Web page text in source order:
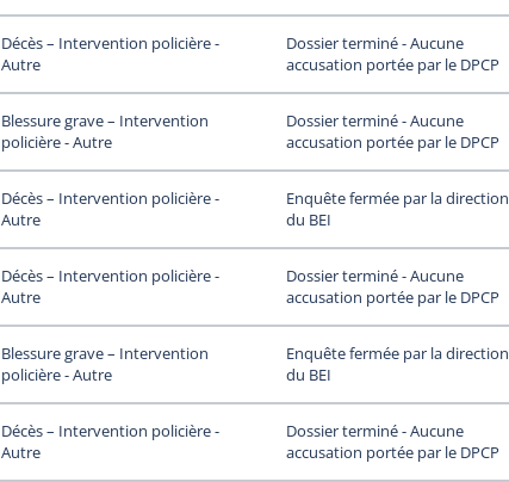
Décès – Intervention policière -
Autre
Dossier terminé - Aucune
accusation portée par le DPCP
Blessure grave – Intervention
policière - Autre
Dossier terminé - Aucune
accusation portée par le DPCP
Décès – Intervention policière -
Autre
Enquête fermée par la direction
du BEI
Décès – Intervention policière -
Autre
Dossier terminé - Aucune
accusation portée par le DPCP
Blessure grave – Intervention
policière - Autre
Enquête fermée par la direction
du BEI
Décès – Intervention policière -
Autre
Dossier terminé - Aucune
accusation portée par le DPCP